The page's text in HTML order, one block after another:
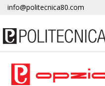
info@politecnica80.com